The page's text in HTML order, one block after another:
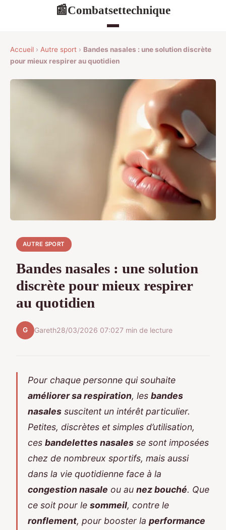
📰Combatsettechnique
Accueil › Autre sport › Bandes nasales : une solution discrète
pour mieux respirer au quotidien
AUTRE SPORT
Bandes nasales : une solution
discrète pour mieux respirer
au quotidien
G Gareth28/03/2026 07:027 min de lecture
Pour chaque personne qui souhaite
améliorer sa respiration, les bandes
nasales suscitent un intérêt particulier.
Petites, discrètes et simples d’utilisation,
ces bandelettes nasales se sont imposées
chez de nombreux sportifs, mais aussi
dans la vie quotidienne face à la
congestion nasale ou au nez bouché. Que
ce soit pour le sommeil, contre le
ronflement, pour booster la performance